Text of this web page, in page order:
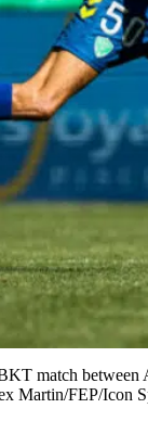
match
Martin/FEP/Icon